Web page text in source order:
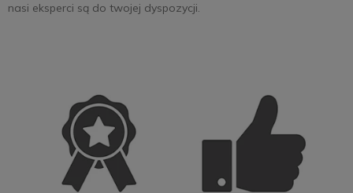
nasi eksperci są do twojej dyspozycji.